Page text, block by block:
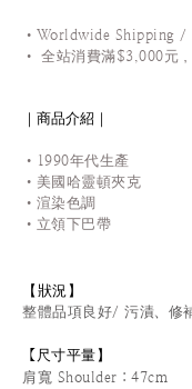
•Worldwide Shipping /
• 全站消費滿$3,000元，
｜商品介紹｜
•1990年代生產
• 美國哈靈頓夾克
•渲染色調
•立領下巴帶
【狀況】
整體品項良好/ 污漬、修
【 尺寸平量】
肩寬 Shoulder：47cm